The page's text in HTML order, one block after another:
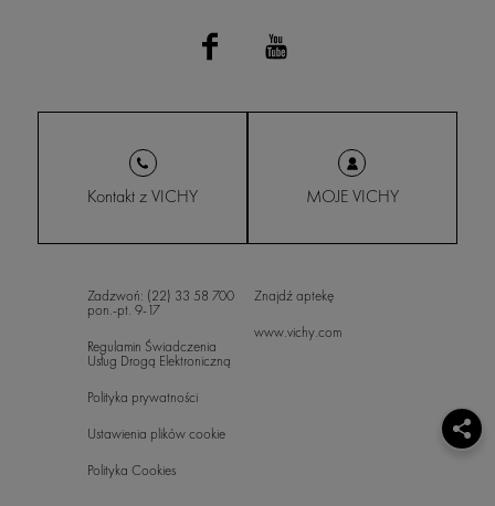
Kontakt z VICHY MOJE VICHY
Zadzwoń: (22) 33 58 700
pon.-pt. 9-17
Regulamin Świadczenia
Usług Drogą Elektroniczną
Polityka prywatności
Ustawienia plików cookie
Polityka Cookies
Znajdź aptekę
www.vichy.com